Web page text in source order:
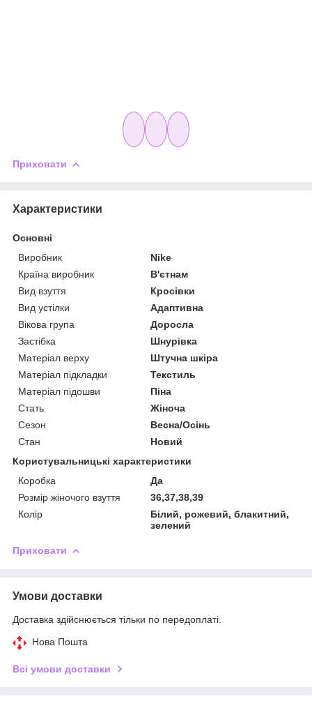
Приховати
Характеристики
Основні
Виробник
Nike
Країна виробник
В'єтнам
Вид взуття
Кросівки
Вид устілки
Адаптивна
Вікова група
Доросла
Застібка
Шнурівка
Матеріал верху
Штучна шкіра
Матеріал підкладки
Текстиль
Матеріал підошви
Піна
Стать
Жіноча
Сезон
Весна/Осінь
Стан
Новий
Користувальницькі характеристики
Коробка
Да
Розмір жіночого взуття
36,37,38,39
Колір
Білий, рожевий, блакитний,
зелений
Приховати
Умови доставки
Доставка здійснюється тільки по передоплаті.
Нова Пошта
Всі умови доставки